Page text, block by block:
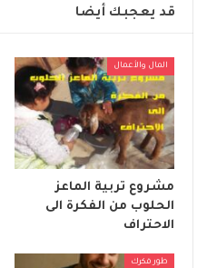
قد يعجبك أيضا
المال والأعمال
مشروع تربية الماعز
الحلوب من الفكرة الى
الاحتراف
طور فكرك